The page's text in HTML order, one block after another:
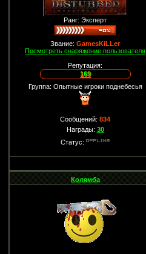
Ранг: Эксперт
Звание:GamesKiLLer
Посмотреть снаряжение пользователя
Репутация:
169
Группа: Опытные игроки поднебесья
Сообщений:834
Награды: 30
Статус:
Колямба